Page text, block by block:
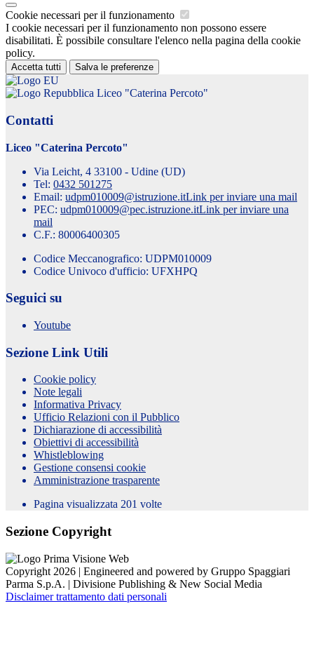
Cookie necessari per il funzionamento
I cookie necessari per il funzionamento non possono essere
disabilitati. È possibile consultare l'elenco nella pagina della cookie
policy.
Accetta tutti Salva le preferenze
Liceo "Caterina Percoto"
Contatti
Liceo "Caterina Percoto"
Via Leicht, 4 33100 - Udine (UD)
Tel: 0432 501275
Email: udpm010009@istruzione.itLink per inviare una mail
PEC: udpm010009@pec.istruzione.itLink per inviare una
mail
C.F.: 80006400305
Codice Meccanografico: UDPM010009
Codice Univoco d'ufficio: UFXHPQ
Seguici su
Youtube
Sezione Link Utili
Cookie policy
Note legali
Informativa Privacy
Ufficio Relazioni con il Pubblico
Dichiarazione di accessibilità
Obiettivi di accessibilità
Whistleblowing
Gestione consensi cookie
Amministrazione trasparente
Pagina visualizzata 201 volte
Sezione Copyright
Copyright 2026 | Engineered and powered by Gruppo Spaggiari
Parma S.p.A. | Divisione Publishing & New Social Media
Disclaimer trattamento dati personali